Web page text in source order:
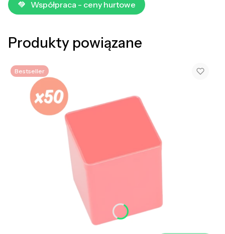
Współpraca - ceny hurtowe
Produkty powiązane
Bestseller